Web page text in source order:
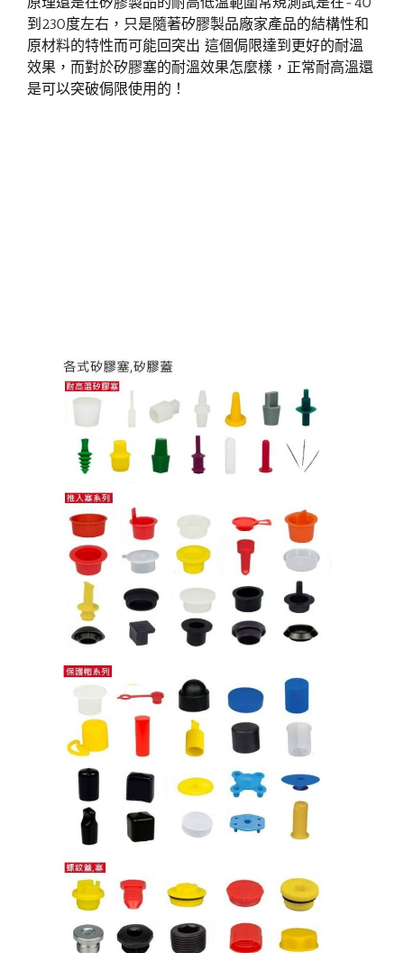
到230度左右，只是隨著矽膠製品廠家產品的結構性和
原材料的特性而可能回突出 這個侷限達到更好的耐溫
效果，而對於矽膠塞的耐溫效果怎麼樣，正常耐高溫還
是可以突破侷限使用的！